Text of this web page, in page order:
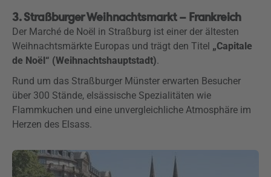
3. Straßburger Weihnachtsmarkt – Frankreich
Der Marché de Noël in Straßburg ist einer der ältesten
Weihnachtsmärkte Europas und trägt den Titel „Capitale
de Noël“ (Weihnachtshauptstadt).
Rund um das Straßburger Münster erwarten Besucher
über 300 Stände, elsässische Spezialitäten wie
Flammkuchen und eine unvergleichliche Atmosphäre im
Herzen des Elsass.